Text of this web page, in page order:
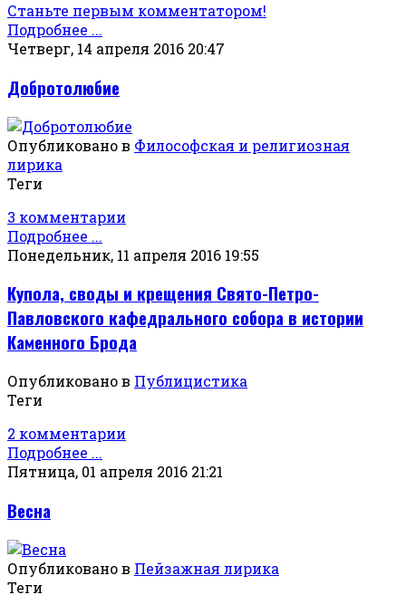
Станьте первым комментатором!
Подробнее ...
Четверг, 14 апреля 2016 20:47
Добротолюбие
Опубликовано в Философская и религиозная
лирика
Теги
3 комментарии
Подробнее ...
Понедельник, 11 апреля 2016 19:55
Купола, своды и крещения Свято-Петро-
Павловского кафедрального собора в истории
Каменного Брода
Опубликовано в Публицистика
Теги
2 комментарии
Подробнее ...
Пятница, 01 апреля 2016 21:21
Весна
Опубликовано в Пейзажная лирика
Теги